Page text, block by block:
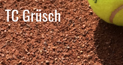
TC Grüsch